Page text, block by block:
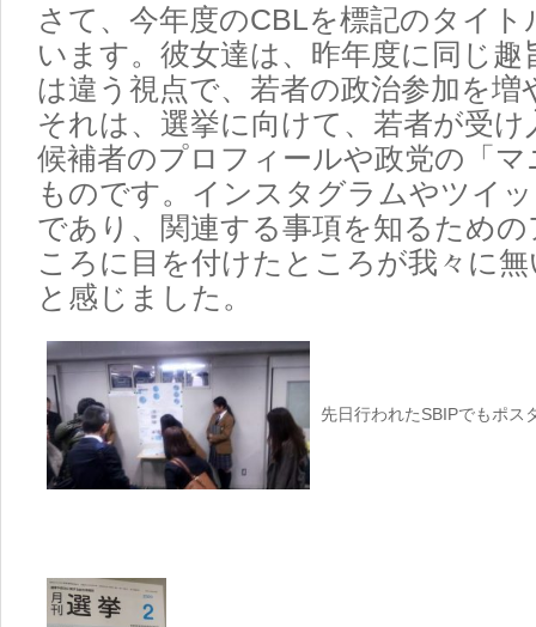
さて、今年度のCBLを標記のタイ
います。彼女達は、昨年度に同じ
は違う視点で、若者の政治参加を
それは、選挙に向けて、若者が受
候補者のプロフィールや政党の「
ものです。インスタグラムやツイ
であり、関連する事項を知るため
ころに目を付けたところが我々に
と感じました。
先日行われたSBIPでもポス